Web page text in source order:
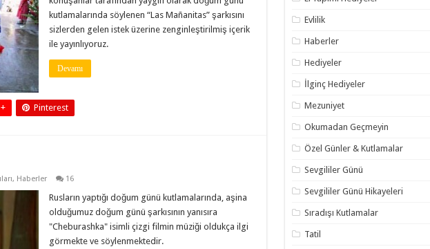
kutlamalarında söylenen “Las Mañanitas” şarkısını
sizlerden gelen istek üzerine zenginleştirilmiş içerik
ile yayınlıyoruz.
Devamı
Pinterest
, Haberler 16
Rusların yaptığı doğum günü kutlamalarında, aşina
olduğumuz doğum günü şarkısının yanısıra
"Cheburashka" isimli çizgi filmin müziği oldukça ilgi
görmekte ve söylenmektedir.
Evlilik
Haberler
Hediyeler
İlginç Hediyeler
Mezuniyet
Okumadan Geçmeyin
Özel Günler & Kutlamalar
Sevgililer Günü
Sevgililer Günü Hikayeleri
Sıradışı Kutlamalar
Tatil